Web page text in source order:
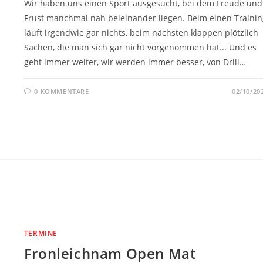
Wir haben uns einen Sport ausgesucht, bei dem Freude und
Frust manchmal nah beieinander liegen. Beim einen
läuft irgendwie gar nichts, beim nächsten klappen plötzlich
Sachen, die man sich gar nicht vorgenommen hat... Und es
geht immer weiter, wir werden immer besser, von Drill…
0 KOMMENTARE 02/10/
TERMINE
Fronleichnam Open Mat